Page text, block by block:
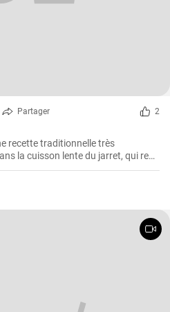
Partager 2
recette traditionnelle très
la cuisson lente du jarret, qui rend
bouche. Suivez cette démarche
plat plein de saveur.